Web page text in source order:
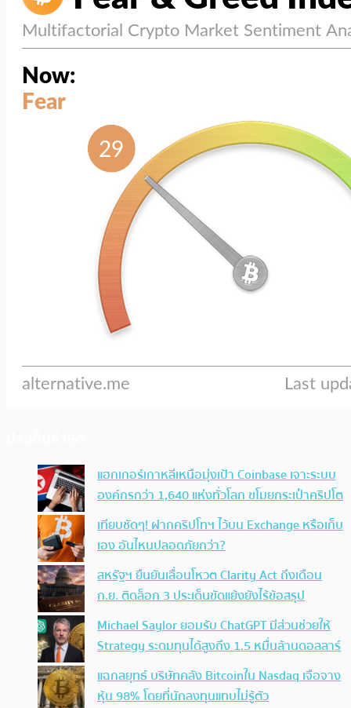
แฮกเกอร์เกาหลีเหนือมุ่งเป้า Coinbase เจาะระบบ
องค์กรกว่า 1,640 แห่งทั่วโลก ขโมยกระเป๋าคริปโต
เทียบชัดๆ! ฝากคริปโทฯ ไว้บน Exchange หรือเก็บ
เอง อันไหนปลอดภัยกว่า?
สหรัฐฯ ยืนยันเลื่อนโหวต Clarity Act ถึงเดือน
ก.ย. ติดล็อก 3 ประเด็นขัดแย้งยังไร้ข้อสรุป
Michael Saylor ยอมรับ ChatGPT มีส่วนช่วยให้
Strategy ระดมทุนได้สูงถึง 1.5 หมื่นล้านดอลลาร์
แฉกลยุทธ์ บริษัทคลัง Bitcoinใน Nasdaq เจือจาง
หุ้น 98% โดยที่นักลงทุนแทบไม่รู้ตัว